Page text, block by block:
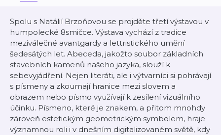
Spolu s Natálií Brzoňovou se projděte třetí výstavou v
humpolecké 8smičce. Výstava vychází z tradice
meziválečné avantgardy a lettristického umění
šedesátých let. Abeceda, jakožto soubor základních
stavebních kamenů našeho jazyka, slouží k
sebevyjádření. Nejen literáti, ale i výtvarníci si pohrávají
s písmeny a zkoumají hranice mezi slovem a
obrazem nebo písmo využívají k zesílení vizuálního
účinku. Písmeno, které je znakem, a přitom mnohdy
zároveň estetickým geometrickým symbolem, hraje
významnou roli i v dnešním digitalizovaném světě, kdy